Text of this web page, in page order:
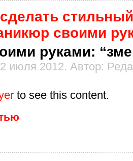
сделать
своими
руками:
июля 2012. Автор:
to see this content.